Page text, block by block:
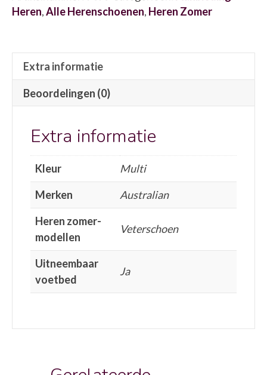
Heren,Alle Herenschoenen, Heren Zomer
Extra informatie
Beoordelingen (0)
Extra informatie
Kleur
Multi
Merken
Australian
Heren zomer-
modellen
Veterschoen
Uitneembaar
voetbed
Ja